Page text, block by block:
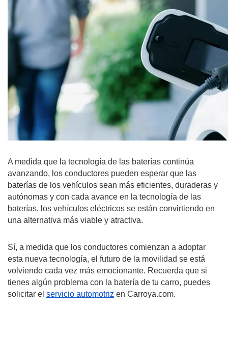
A medida que la tecnología de las baterías continúa
avanzando, los conductores pueden esperar que las
baterías de los vehículos sean más eficientes, duraderas y
autónomas y con cada avance en la tecnología de las
baterías, los vehículos eléctricos se están convirtiendo en
una alternativa más viable y atractiva.
Sí, a medida que los conductores comienzan a adoptar
esta nueva tecnología, el futuro de la movilidad se está
volviendo cada vez más emocionante. Recuerda que si
tienes algún problema con la batería de tu carro, puedes
solicitar el servicio automotriz en Carroya.com.